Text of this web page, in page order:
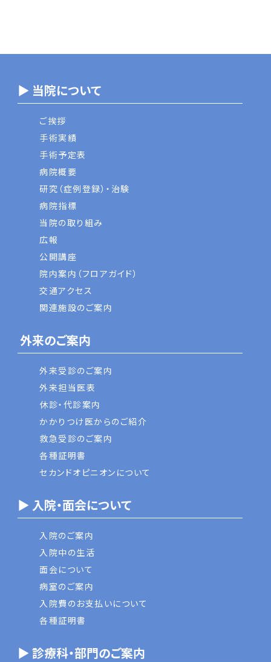
▶ 当院について
ご挨拶
手術実績
手術予定表
病院概要
研究（症例登録）・治験
病院指標
当院の取り組み
広報
公開講座
院内案内（フロアガイド）
交通アクセス
関連施設のご案内
外来のご案内
外来受診のご案内
外来担当医表
休診・代診案内
かかりつけ医からのご紹介
救急受診のご案内
各種証明書
セカンドオピニオンについて
▶ 入院・面会について
入院のご案内
入院中の生活
面会について
病室のご案内
入院費のお支払いについて
各種証明書
▶ 診療科・部門のご案内